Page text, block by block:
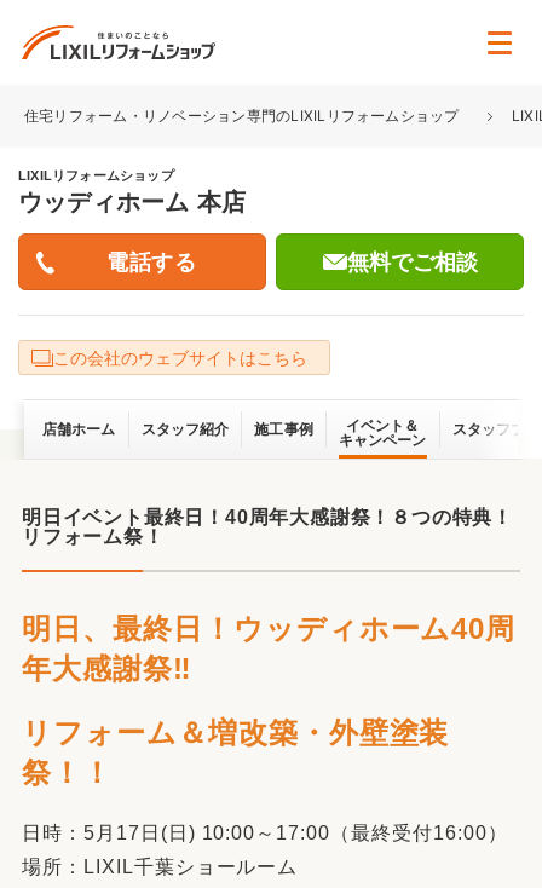
住宅リフォーム・リノベーション専門のLIXILリフォームショップ
LIXILリフォームショップ
ウッディホーム 本店
無料でご相談
この会社のウェブサイトはこちら
店舗ホーム スタッフ紹介 施工事例
イベント＆
キャンペーン
スタッフブ
明日イベント最終日！40周年大感謝祭！８つの特典！
リフォーム祭！
明日、最終日！ウッディホーム40周
年大感謝祭‼
リフォーム＆増改築・外壁塗装
祭！！
日時：5月17日(日) 10:00～17:00（最終受付16:00）
場所：LIXIL千葉ショールーム